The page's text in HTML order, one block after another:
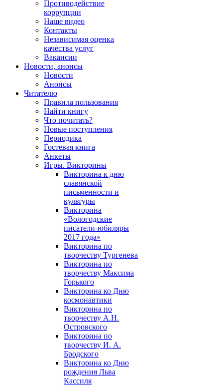
Противодействие
коррупции
Наше видео
Контакты
Независимая оценка
качества услуг
Вакансии
Новости, анонсы
Новости
Анонсы
Читателю
Правила пользования
Найти книгу
Что почитать?
Новые поступления
Периодика
Гостевая книга
Анкеты
Игры. Викторины
Викторина к дню
славянской
письменности и
культуры
Викторина
«Вологодские
писатели-юбиляры
2017 года»
Викторина по
творчеству Тургенева
Викторина по
творчеству Максима
Горького
Викторина ко Дню
космонавтики
Викторина по
творчеству А.Н.
Островского
Викторина по
творчеству И. А.
Бродского
Викторина ко Дню
рождения Льва
Кассиля